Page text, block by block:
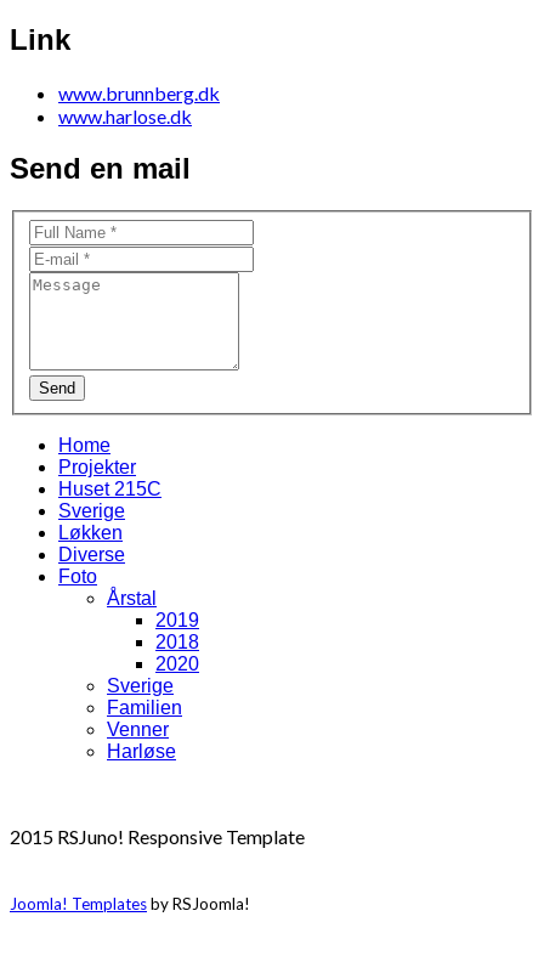
Link
www.brunnberg.dk
www.harlose.dk
Send en mail
Send
Home
Projekter
Huset 215C
Sverige
Løkken
Diverse
Foto
Årstal
2019
2018
2020
Sverige
Familien
Venner
Harløse
2015 RSJuno! Responsive Template
Joomla! Templatesby RSJoomla!